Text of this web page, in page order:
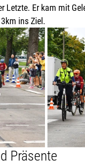
Letzte. Er kam mit
ins Ziel.
Präsente